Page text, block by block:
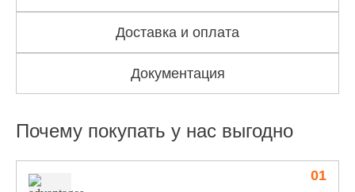
Доставка и оплата
Документация
Почему покупать у нас выгодно
01